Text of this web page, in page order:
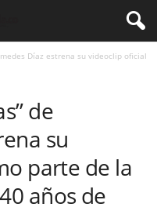
Díaz estrena su videoclip oficial
de
su
parte de la
años de